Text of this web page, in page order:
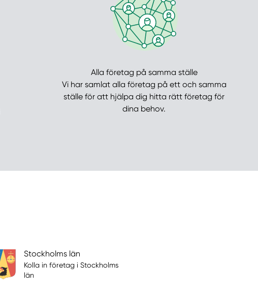
Alla företag på samma ställe
Vi har samlat alla företag på ett och samma
ställe för att hjälpa dig hitta rätt företag för
dina behov.
Stockholms län
Kolla in företag i Stockholms
län